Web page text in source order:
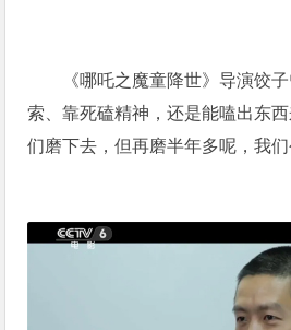
《哪吒之魔童降世》导演饺
索、靠死磕精神，还是能嗑出东
们磨下去，但再磨半年多呢，我